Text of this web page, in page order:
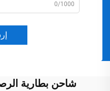
0/1000
شاحن بطارية